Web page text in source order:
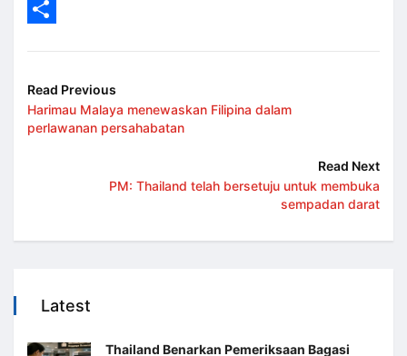
LinkedIn
Read Previous
Harimau Malaya menewaskan Filipina dalam
perlawanan persahabatan
Read Next
PM: Thailand telah bersetuju untuk membuka
sempadan darat
Latest
Thailand Benarkan Pemeriksaan Bagasi